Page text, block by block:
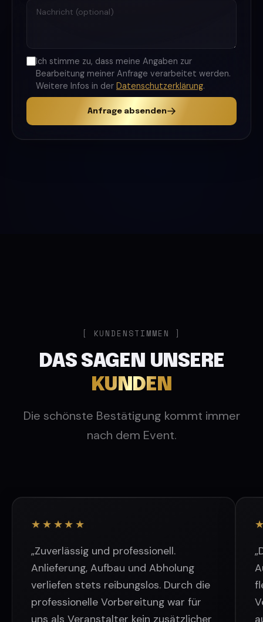
Ich stimme zu, dass meine Angaben zur
Bearbeitung meiner Anfrage verarbeitet werden.
Weitere Infos in der Datenschutzerklärung.
Anfrage absenden
KUNDENSTIMMEN
DAS SAGEN UNSERE
KUNDEN
Die schönste Bestätigung kommt immer
nach dem Event.
★ ★ ★★ ★
„Zuverlässig und professionell.
Anlieferung, Aufbau und Abholung
verliefen stets reibungslos. Durch die
professionelle Vorbereitung war für
uns als Veranstalter kein zusätzlicher